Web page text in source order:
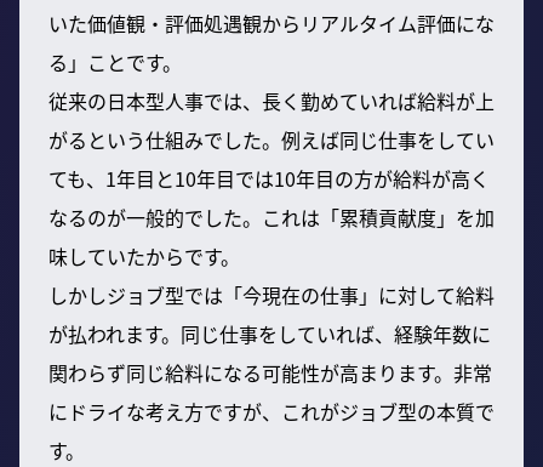
いた価値観・評価処遇観からリアルタイム評価にな
る」ことです。
従来の日本型人事では、長く勤めていれば給料が上
がるという仕組みでした。例えば同じ仕事をしてい
ても、1年目と10年目では10年目の方が給料が高く
なるのが一般的でした。これは「累積貢献度」を加
味していたからです。
しかしジョブ型では「今現在の仕事」に対して給料
が払われます。同じ仕事をしていれば、経験年数に
関わらず同じ給料になる可能性が高まります。非常
にドライな考え方ですが、これがジョブ型の本質で
す。